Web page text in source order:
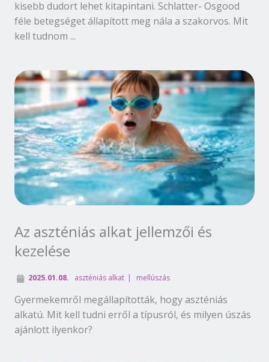
kisebb dudort lehet kitapintani. Schlatter- Osgood
féle betegséget állapított meg nála a szakorvos. Mit
kell tudnom ...
Az aszténiás alkat jellemzői és
kezelése
2025.01.08. aszténiás alkat mellúszás
Gyermekemről megállapították, hogy aszténiás
alkatú. Mit kell tudni erről a típusról, és milyen úszás
ajánlott ilyenkor?